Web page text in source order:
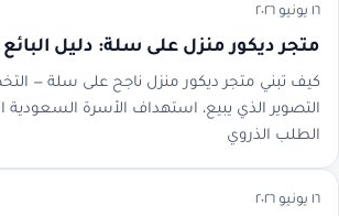
١٦ يونيو ٢٠٢٦
متجر ديكور منزل على سلة: دليل البائع 2026
كيف تبني متجر ديكور منزل ناجح على سلة —
التصوير الذي يبيع، استهداف الأسرة السعودية
الطلب الذروي
١٦ يونيو ٢٠٢٦